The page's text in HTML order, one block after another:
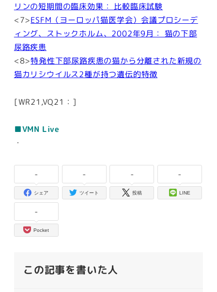
リンの短期間の臨床効果： 比較臨床試験
<7>ESFM（ヨーロッパ猫医学会）会議プロシーデ
ィング、ストックホルム、2002年9月： 猫の下部
尿路疾患
<8>特発性下部尿路疾患の猫から分離された新規の
猫カリシウイルス2種が持つ遺伝的特徴
[WR21,VQ21：]
■VMN Live
・
-
シェア
-
ツイート
-
投稿
-
LINE
-
Pocket
この記事を書いた人